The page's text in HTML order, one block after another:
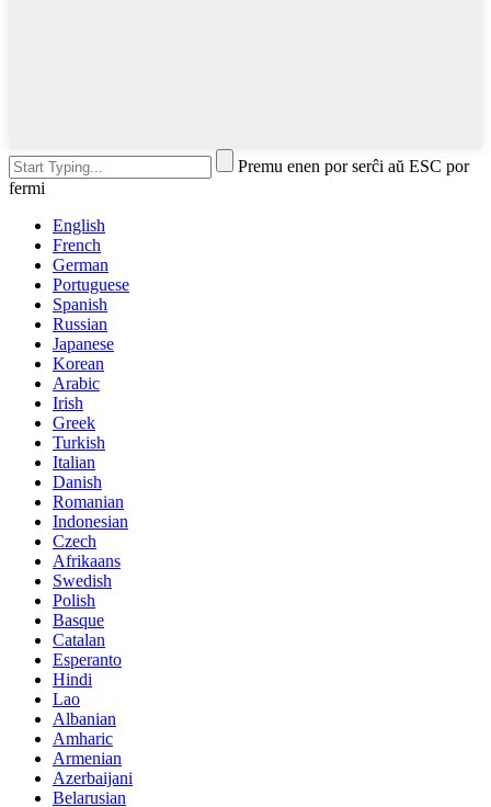
Premu enen por serĉi aŭ ESC por
fermi
English
French
German
Portuguese
Spanish
Russian
Japanese
Korean
Arabic
Irish
Greek
Turkish
Italian
Danish
Romanian
Indonesian
Czech
Afrikaans
Swedish
Polish
Basque
Catalan
Esperanto
Hindi
Lao
Albanian
Amharic
Armenian
Azerbaijani
Belarusian